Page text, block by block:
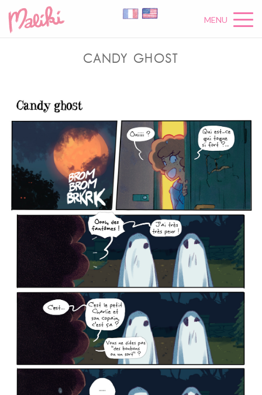
MENU
CANDY GHOST